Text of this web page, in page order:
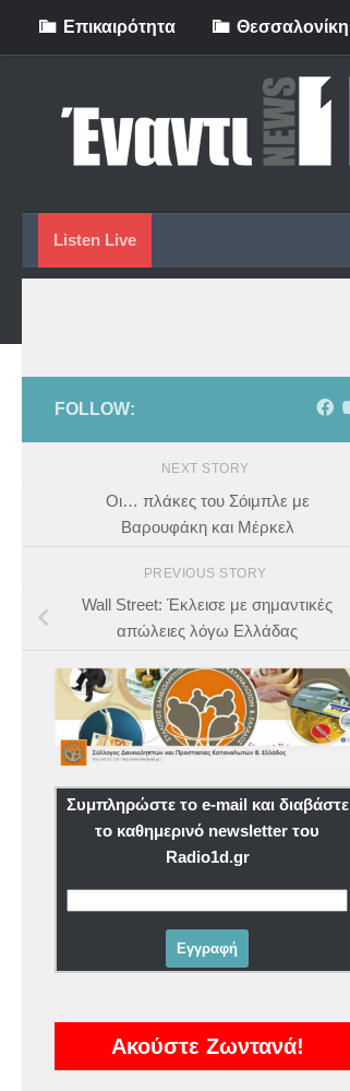
Skip to content
Eπικαιρότητα Θεσσαλονίκη
Listen Live
FOLLOW:
NEXT STORY
Οι… πλάκες του Σόιμπλε με
Βαρουφάκη και Μέρκελ
PREVIOUS STORY
Wall Street: Έκλεισε με σημαντικές
απώλειες λόγω Ελλάδας
Συμπληρώστε το e-mail και διαβάστε
το καθημερινό newsletter του
Radio1d.gr
Ακούστε Ζωντανά!